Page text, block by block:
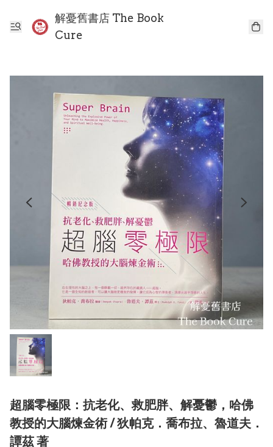
解憂舊書店 The Book
Cure
超腦零極限：抗老化、救肥胖、解憂鬱，哈佛
教授的大腦煉金術 / 狄帕克．喬布拉、魯道夫．
譚茲 著